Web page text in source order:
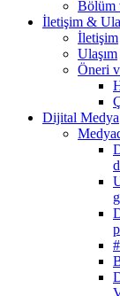
Bölüm
İletişim &
İletişim
Ulaşım
Öneri
Dijital Medya